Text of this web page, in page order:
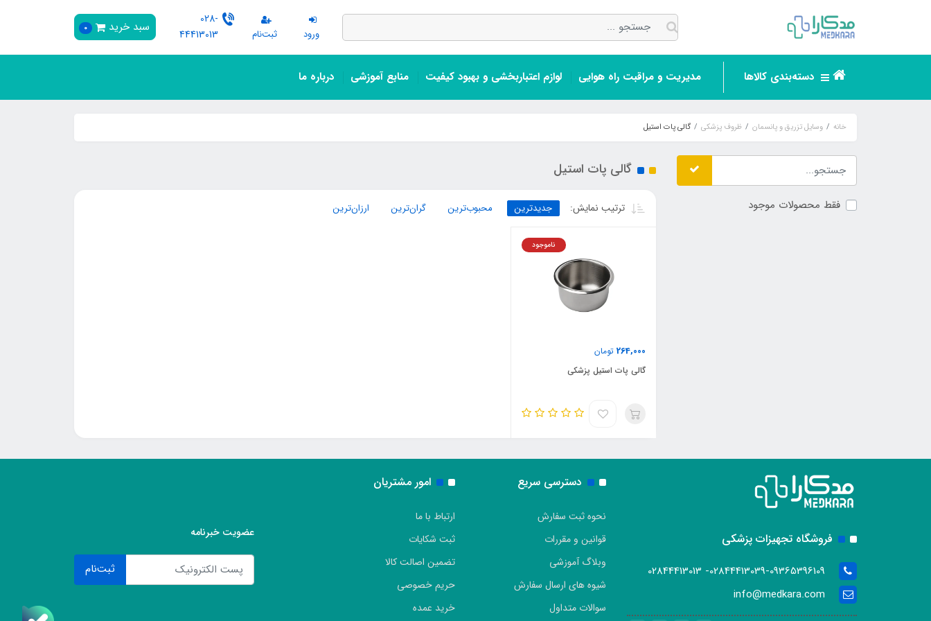
ورود ثبت‌نام
028-
44413013
سبد خرید 0
دسته‌بندی کالاها مدیریت و مراقبت راه هوایی لوازم اعتباربخشی و بهبود کیفیت منابع آموزشی درباره ما
خانه وسایل تزریق و پانسمان ظروف پزشکی گالی پات استیل
فقط محصولات موجود
گالی پات استیل
ترتیب نمایش: جدیدترین محبوب‌ترین گران‌ترین ارزان‌ترین
264,000 تومان
ناموجود
گالی پات استیل پزشکی
فروشگاه تجهیزات پزشکی
02844413039-09365396109- 02844413013
info@medkara.com
دسترسی سریع
نحوه ثبت سفارش
قوانین و مقررات
وبلاگ آموزشی
شیوه های ارسال سفارش
سوالات متداول
امور مشتریان
ارتباط با ما
ثبت شکایات
تضمین اصالت کالا
حریم خصوصی
خرید عمده
عضویت خبرنامه
ثبت‌نام